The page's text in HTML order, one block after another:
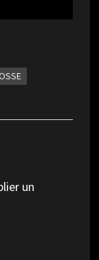
un